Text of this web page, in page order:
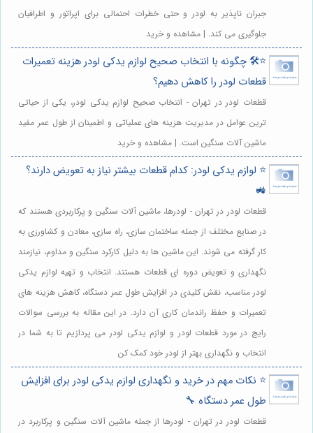
جبران ناپذیر به لودر و حتی خطرات احتمالی برای اپراتور و اطرافیان
جلوگیری می کند. | مشاهده و خرید
⭐️🛠️ چگونه با انتخاب صحیح لوازم یدکی لودر هزینه تعمیرات
قطعات لودر را کاهش دهیم؟
قطعات لودر در تهران - انتخاب صحیح لوازم یدکی لودر، یکی از حیاتی
ترین عوامل در مدیریت هزینه های عملیاتی و اطمینان از طول عمر مفید
ماشین آلات سنگین است. | مشاهده و خرید
⭐️ لوازم یدکی لودر: کدام قطعات بیشتر نیاز به تعویض دارند؟
🚜
قطعات لودر در تهران - لودرها، ماشین آلات سنگین و پرکاربردی هستند که
در صنایع مختلف از جمله ساختمان سازی، راه سازی، معادن و کشاورزی به
کار گرفته می شوند. این ماشین ها به دلیل کارکرد سنگین و مداوم، نیازمند
نگهداری و تعویض دوره ای قطعات هستند. انتخاب و تهیه لوازم یدکی
لودر مناسب، نقش کلیدی در افزایش طول عمر دستگاه، کاهش هزینه های
تعمیرات و حفظ راندمان کاری آن دارد. در این مقاله به بررسی سوالات
رایج در مورد قطعات لودر و لوازم یدکی لودر می پردازیم تا به شما در
انتخاب و نگهداری بهتر از لودر خود کمک کن
⭐️ نکات مهم در خرید و نگهداری لوازم یدکی لودر برای افزایش
طول عمر دستگاه 🔧
قطعات لودر در تهران - لودرها از جمله ماشین آلات سنگین و پرکاربرد در